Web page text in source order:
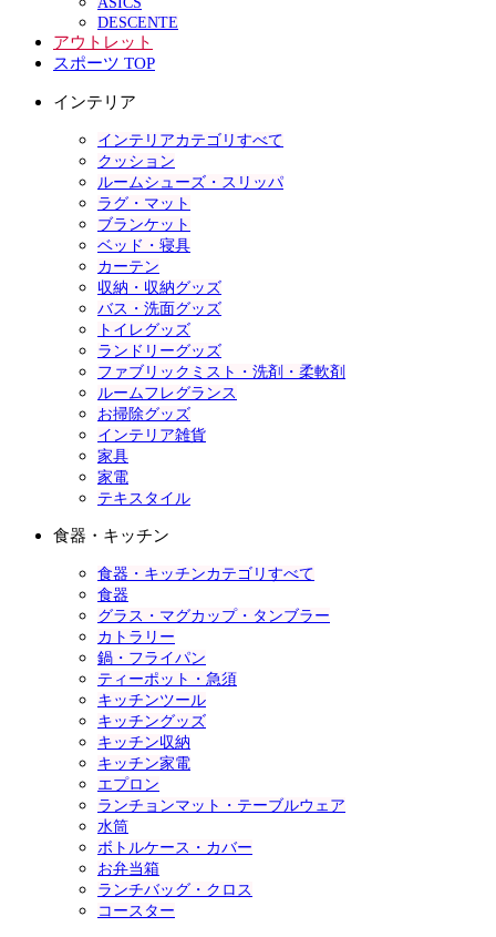
DESCENTE
アウトレット
スポーツ TOP
インテリア
インテリアカテゴリすべて
クッション
ルームシューズ・スリッパ
ラグ・マット
ブランケット
ベッド・寝具
カーテン
収納・収納グッズ
バス・洗面グッズ
トイレグッズ
ランドリーグッズ
ファブリックミスト・洗剤・柔軟剤
ルームフレグランス
お掃除グッズ
インテリア雑貨
家具
家電
テキスタイル
食器・キッチン
食器・キッチンカテゴリすべて
食器
グラス・マグカップ・タンブラー
カトラリー
鍋・フライパン
ティーポット・急須
キッチンツール
キッチングッズ
キッチン収納
キッチン家電
エプロン
ランチョンマット・テーブルウェア
水筒
ボトルケース・カバー
お弁当箱
ランチバッグ・クロス
コースター